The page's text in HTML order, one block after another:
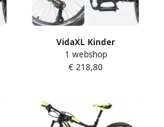
VidaXL Kinder
mountainbike 20 Inch 6-
Speed voor 5-8 jaar oud
1 webshop
€ 218,80